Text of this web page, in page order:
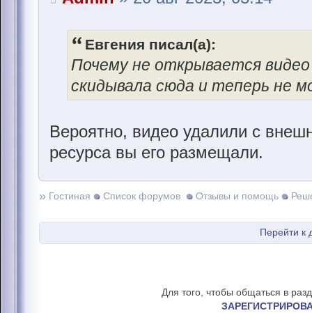
Евгения писал(а):
Почему не открывается
скидывала сюда и теперь не
Вероятно, видео удалили с
ресурса вы его размещали.
» Гостиная Список форумов Отзывы и помощь
Перейти к
Для того, чтобы общаться в